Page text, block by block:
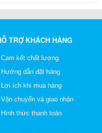
TRỢ KHÁCH HÀNG
Cam kết chất lượng
Hướng dẫn đặt hàng
Lợi ích khi mua hàng
Vận chuyển và giao nhận
Hình thức thanh toán